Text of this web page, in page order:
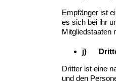
Empfänger ist
es sich bei ihr
Mitgliedstaaten
j)
Dritter ist eine
und den